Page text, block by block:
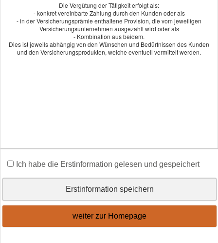
Sie leistet für Haft­pflichtansprüche aufgrund von Per­sonen-, Sach-
und Vermögensschäden, die durch Umwelteinwirkungen auf die
Umweltmedien Boden, Wasser und Luft entstehen.
Überlassen Sie Ihre betriebliche Existenz nicht glücklichen
An­ge­bot an­for­dern
Impressum·Datenschutz·Erstinformation·Beschwerden·
Cookies Vertrag widerrufen
Die Vergütung der Tätigkeit erfolgt als:
- konkret vereinbarte Zahlung durch den Kunden oder als
- in der Versicherungsprämie enthaltene Provision, die vom jeweiligen
Versicherungsunternehmen ausgezahlt wird oder als
- Kombination aus beidem.
Dies ist jeweils abhängig von den Wünschen und Bedürfnissen des Kunden
und den Versicherungsprodukten, welche eventuell vermittelt werden.
Ich habe die Erstinformation gelesen und gespeichert
Erstinformation speichern
weiter zur Homepage